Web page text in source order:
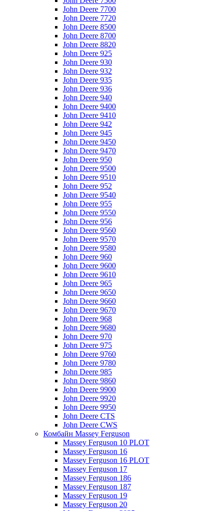
John Deere 7700
John Deere 7720
John Deere 8500
John Deere 8700
John Deere 8820
John Deere 925
John Deere 930
John Deere 932
John Deere 935
John Deere 936
John Deere 940
John Deere 9400
John Deere 9410
John Deere 942
John Deere 945
John Deere 9450
John Deere 9470
John Deere 950
John Deere 9500
John Deere 9510
John Deere 952
John Deere 9540
John Deere 955
John Deere 9550
John Deere 956
John Deere 9560
John Deere 9570
John Deere 9580
John Deere 960
John Deere 9600
John Deere 9610
John Deere 965
John Deere 9650
John Deere 9660
John Deere 9670
John Deere 968
John Deere 9680
John Deere 970
John Deere 975
John Deere 9760
John Deere 9780
John Deere 985
John Deere 9860
John Deere 9900
John Deere 9920
John Deere 9950
John Deere CTS
John Deere CWS
Комбайн Massey Ferguson
Massey Ferguson 10 PLOT
Massey Ferguson 16
Massey Ferguson 16 PLOT
Massey Ferguson 17
Massey Ferguson 186
Massey Ferguson 187
Massey Ferguson 19
Massey Ferguson 20